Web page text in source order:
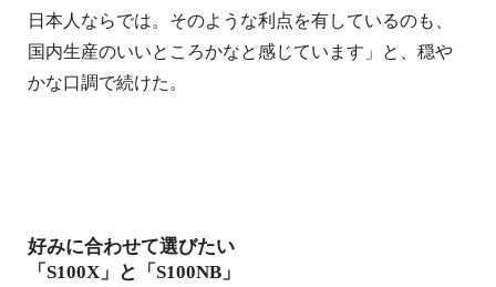
日本人ならでは。そのような利点を有しているのも、
国内生産のいいところかなと感じています」と、穏や
かな口調で続けた。
好みに合わせて選びたい
「S100X」と「S100NB」